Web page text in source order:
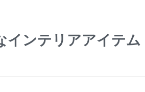
インテリアアイテム